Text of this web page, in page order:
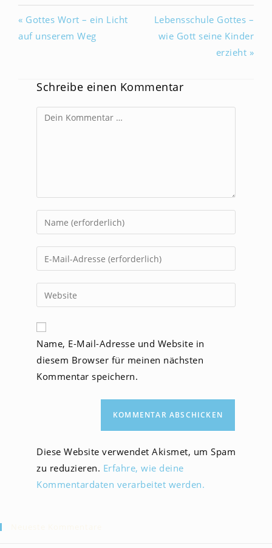
« Gottes Wort – ein Licht
auf unserem Weg
Lebensschule Gottes –
wie Gott seine Kinder
erzieht »
Schreibe einen Kommentar
Kommentar
Gib
deinen
Namen
oder
zum
Kommentieren
ein
Gib
deine
E-
Mail-
zum
Kommentieren
ein
Gib
deine
Website-
URL
ein
(optional)
Name, E-Mail-Adresse und Website in
diesem Browser für meinen nächsten
Kommentar speichern.
Diese Website verwendet Akismet, um Spam
zu reduzieren. Erfahre, wie deine
Kommentardaten verarbeitet werden.